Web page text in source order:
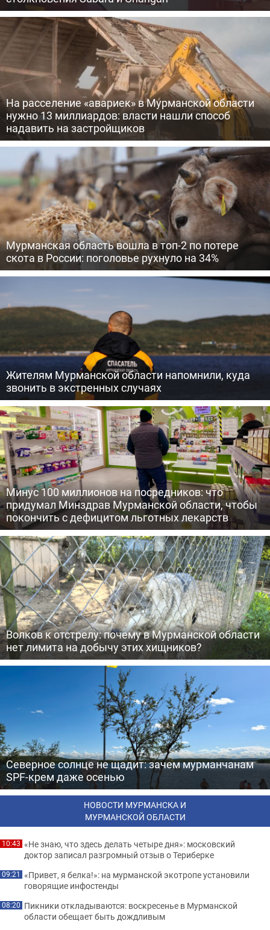
На расселение «авариек» в Мурманской области
нужно 13 миллиардов: власти нашли способ
надавить на застройщиков
Мурманская область вошла в топ-2 по потере
скота в России: поголовье рухнуло на 34%
Жителям Мурманской области напомнили, куда
звонить в экстренных случаях
Минус 100 миллионов на посредников: что
придумал Минздрав Мурманской области, чтобы
покончить с дефицитом льготных лекарств
Волков к отстрелу: почему в Мурманской области
нет лимита на добычу этих хищников?
Северное солнце не щадит: зачем мурманчанам
SPF-крем даже осенью
НОВОСТИ МУРМАНСКА И
МУРМАНСКОЙ ОБЛАСТИ
10:43 «Не знаю, что здесь делать четыре дня»: московский
доктор записал разгромный отзыв о Териберке
09:21 «Привет, я белка!»: на мурманской экотропе установили
говорящие инфостенды
08:20 Пикники откладываются: воскресенье в Мурманской
области обещает быть дождливым